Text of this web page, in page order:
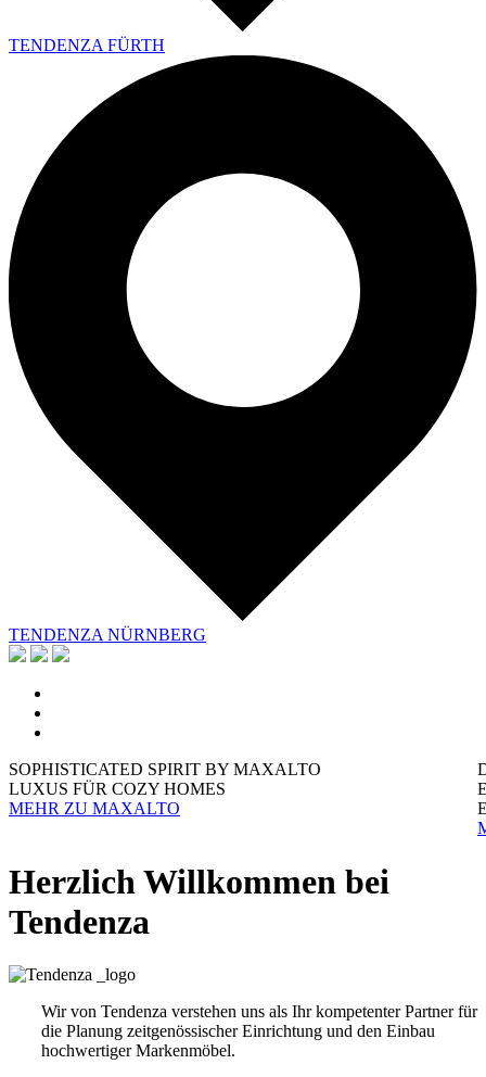
TENDENZA FÜRTH
TENDENZA NÜRNBERG
SOPHISTICATED SPIRIT BY MAXALTO
LUXUS FÜR COZY HOMES
MEHR ZU MAXALTO
Herzlich Willkommen bei
Tendenza
Wir von Tendenza verstehen uns als Ihr kompetenter Partner für
die Planung zeitgenössischer Einrichtung und den Einbau
hochwertiger Markenmöbel.